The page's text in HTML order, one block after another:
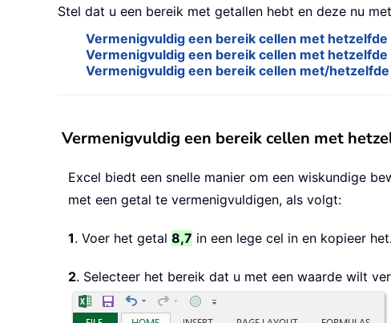
Stel dat u een bereik met getallen hebt en deze nu
Vermenigvuldig een bereik cellen met
Vermenigvuldig een bereik cellen met
Vermenigvuldig een bereik cellen met/
Vermenigvuldig een bereik cellen met
Excel biedt een snelle manier om een wiskundige
met een getal te vermenigvuldigen, als volgt:
1. Voer het getal 8,7 in een lege cel in en kopieer het.
2. Selecteer het bereik dat u met een waarde wilt